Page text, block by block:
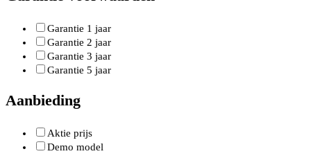
Garantie 1 jaar
Garantie 2 jaar
Garantie 3 jaar
Garantie 5 jaar
Aanbieding
Aktie prijs
Demo model